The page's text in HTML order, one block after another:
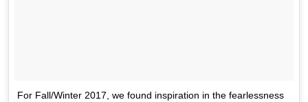
For Fall/Winter 2017, we found inspiration in the fearlessness